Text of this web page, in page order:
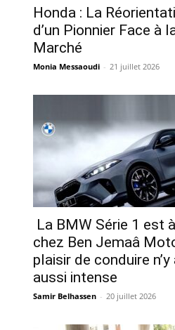
Honda : La
d’un Pionnier Face à
Marché
Monia Messaoudi - 21 juillet 2026
La BMW Série 1 est
chez Ben Jemaâ
plaisir de conduire
aussi intense
Samir Belhassen - 20 juillet 2026